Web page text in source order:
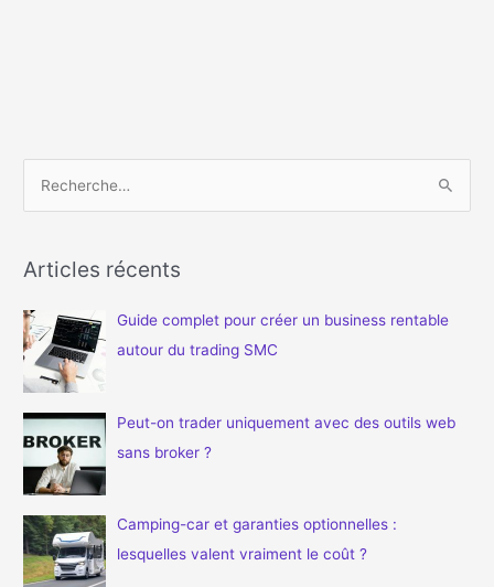
h
r
c
h
e
r
:
Articles récents
Guide complet pour créer un business rentable
autour du trading SMC
Peut-on trader uniquement avec des outils web
sans broker ?
Camping-car et garanties optionnelles :
lesquelles valent vraiment le coût ?